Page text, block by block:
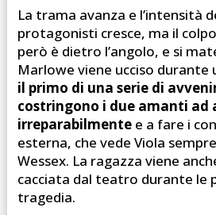
La trama avanza e l’intensità
protagonisti cresce, ma il
però è dietro l’angolo, e si
Marlowe viene ucciso durante
il primo di una serie di
costringono i due amanti ad
irreparabilmentee a fare i
esterna, che vede Viola
Wessex. La ragazza viene
cacciata dal teatro durante le
tragedia.